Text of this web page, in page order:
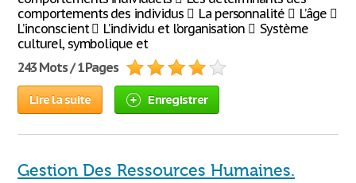
comportements des individus  La personnalité  L’âge 
L’inconscient  L’individu et l’organisation  Système
culturel, symbolique et
243 Mots / 1 Pages
Lire la suite Enregistrer
Gestion Des Ressources Humaines.